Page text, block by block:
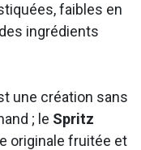
faibles en
ingrédients
une création sans
; le Spritz
originale fruitée et